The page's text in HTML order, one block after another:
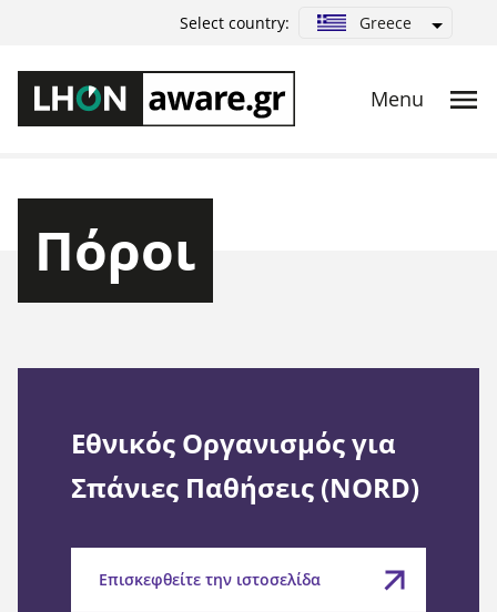
Select country: Greece
Πόροι
Εθνικός Οργανισμός για
Σπάνιες Παθήσεις (NORD)
Επισκεφθείτε την ιστοσελίδα